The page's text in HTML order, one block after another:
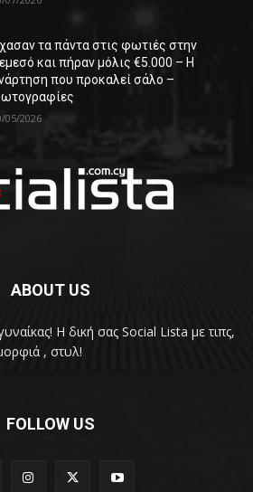
τα πάντα στις φωτιές στην
και πήραν μόλις €5.000 – Η
που προκαλεί σάλο –
05/2026
ABOUT US
H δική σας Social Lista με τιπς,
, στυλ!
FOLLOW US